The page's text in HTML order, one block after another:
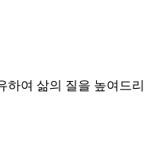
하여 삶의 질을 높여드리